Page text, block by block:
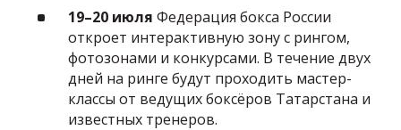
19–20 июля Федерация бокса России
откроет интерактивную зону с рингом,
фотозонами и конкурсами. В течение двух
дней на ринге будут проходить мастер-
классы от ведущих боксёров Татарстана и
известных тренеров.